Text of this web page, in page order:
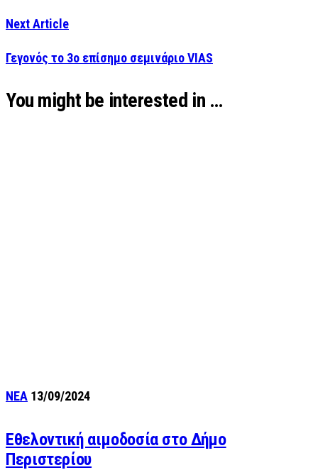
Next Article
Γεγονός το 3ο επίσημο σεμινάριο VIAS
You might be interested in …
ΝΕΑ 13/09/2024
Εθελοντική αιμοδοσία στο Δήμο
Περιστερίου